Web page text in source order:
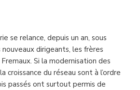
se relance, depuis un an, sous
nouveaux dirigeants, les frères
Si la modernisation des
croissance du réseau sont à l’ordre
passés ont surtout permis de